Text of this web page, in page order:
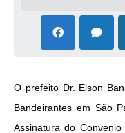
O prefeito Dr. Elson
Bandeirantes em São
Assinatura do